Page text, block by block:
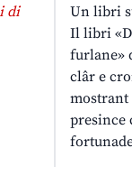
di
Un libri
Il libri
furlane»
clâr e
mostrant
presince